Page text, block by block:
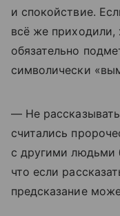
и спокойствие.
всё же приходили,
обязательно
символически
— Не
считались
с другими людьми
что если
предсказание